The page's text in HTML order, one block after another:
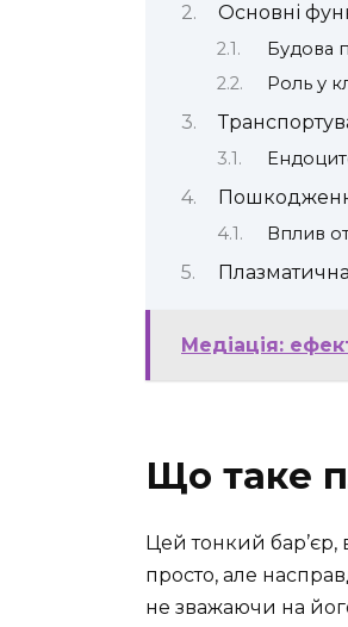
Основні
Будова
Роль у
Вплив
Медіація:
Що таке
Цей тонкий бар’єр,
просто, але
не зважаючи на